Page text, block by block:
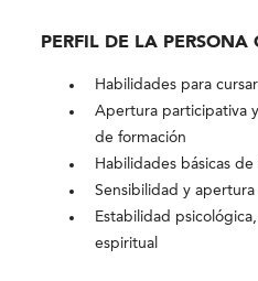
PERFIL DE LA
Habilidades para
Apertura participativa
de formación
Habilidades básicas
Sensibilidad y apertura
Estabilidad
espiritual